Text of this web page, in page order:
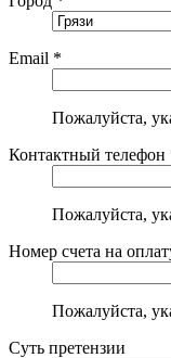
Email *
Пожалуйста,
Контактный телефон
Пожалуйста,
Номер счета на
Пожалуйста,
Суть претензии